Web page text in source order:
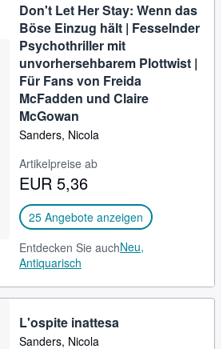
Don't Let Her Stay: Wenn das
Böse Einzug hält | Fesselnder
Psychothriller mit
unvorhersehbarem Plottwist |
Für Fans von Freida
McFadden und Claire
McGowan
Sanders, Nicola
Artikelpreise ab
EUR 5,36
25 Angebote anzeigen
Entdecken Sie auchNeu,
Antiquarisch
L'ospite inattesa
Sanders, Nicola